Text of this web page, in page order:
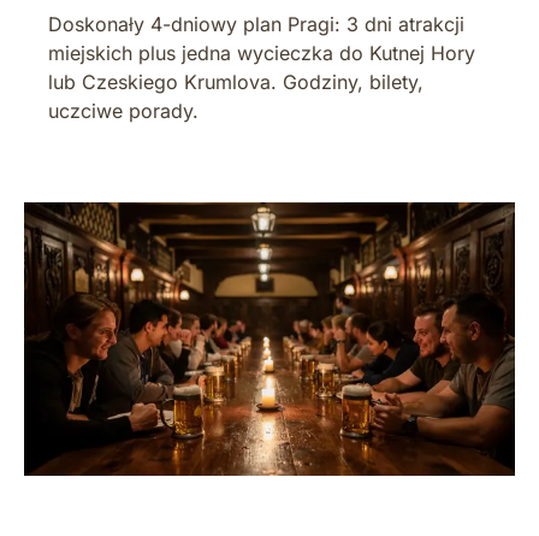
Doskonały 4-dniowy plan Pragi: 3 dni atrakcji
miejskich plus jedna wycieczka do Kutnej Hory
lub Czeskiego Krumlova. Godziny, bilety,
uczciwe porady.